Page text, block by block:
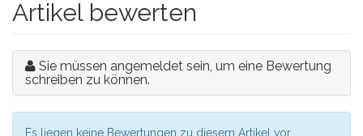
Artikel bewerten
Sie müssen angemeldet sein, um eine Bewertung
schreiben zu können.
Es liegen keine Bewertungen zu diesem Artikel vor.